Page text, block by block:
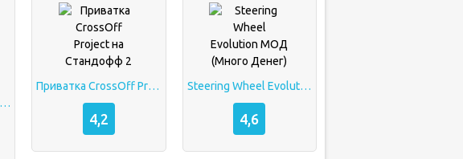
на Standoff 2 (BETA V3, Все Открыто)
Приватка CrossOff Project на Стандофф 2
4,2
Steering Wheel Evolution МОД (Много Денег)
4,6